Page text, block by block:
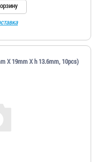
X 19mm X h 13.6mm, 10pcs)